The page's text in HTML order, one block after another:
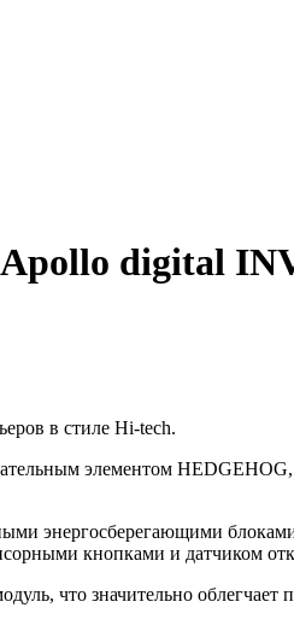
Apollo digital
в стиле Hi-tech.
элементом HEDGEHOG,
энергосберегающими
кнопками и датчиком
что значительно облегчает